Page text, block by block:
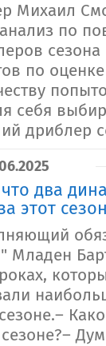
Михаил
по
по
себя
дриблер
два
этот
Младен